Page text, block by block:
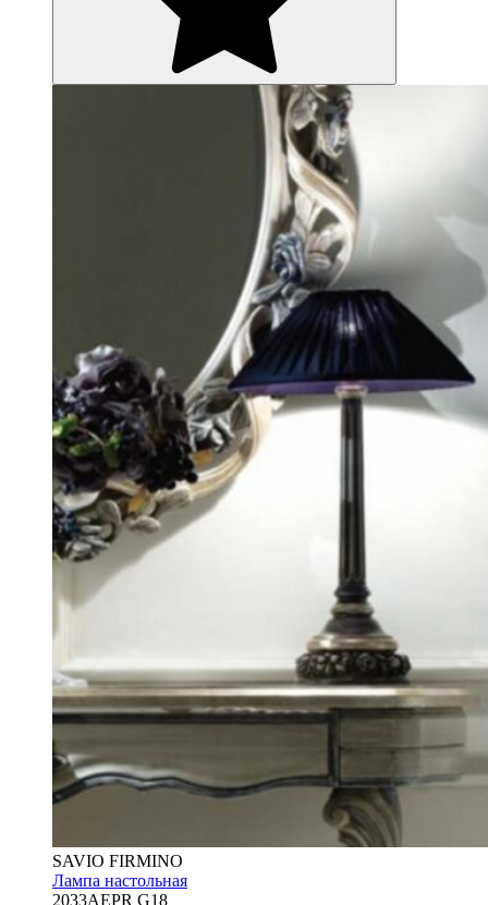
SAVIO FIRMINO
Лампа настольная
2033AEPR G18